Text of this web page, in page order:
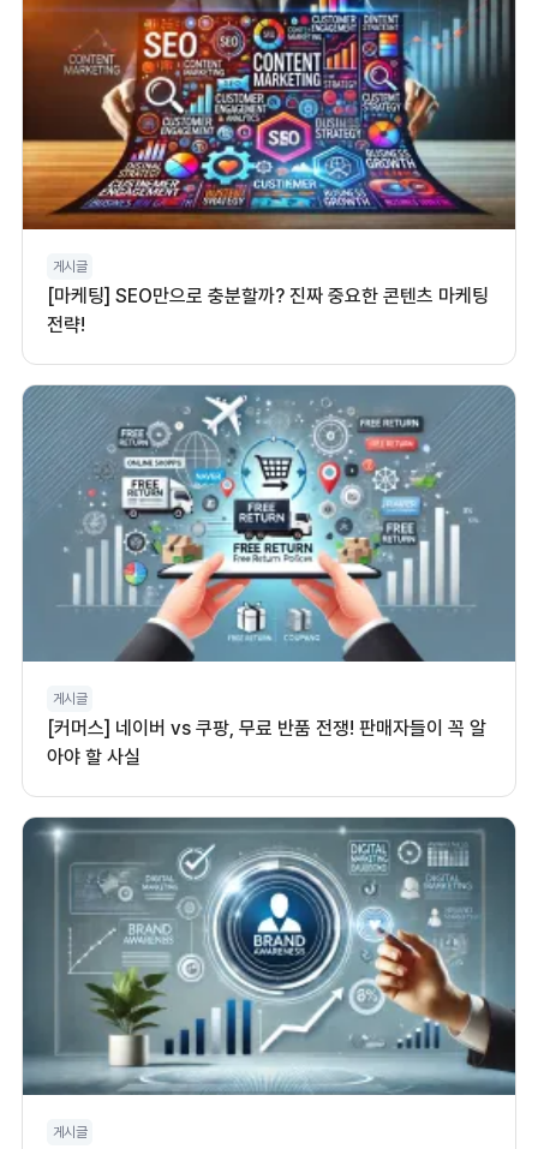
게시글
[마케팅] SEO만으로 충분할까? 진짜 중요한 콘텐츠 마케팅
전략!
게시글
[커머스] 네이버 vs 쿠팡, 무료 반품 전쟁! 판매자들이 꼭 알
아야 할 사실
게시글